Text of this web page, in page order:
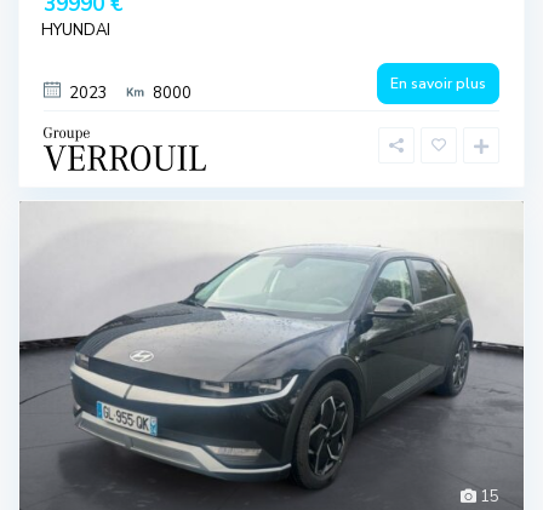
HYUNDAI
2023 8000 En savoir plus
15